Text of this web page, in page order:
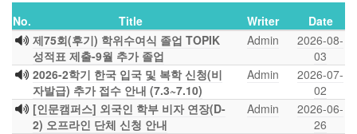
No. Title Writer
Date
제75회(후기) 학위수여식 졸업 TOPIK
성적표 제출-9월 추가 졸업
Admin
2026-08-
03
2026-2학기 한국 입국 및 복학 신청(비
자발급) 추가 접수 안내 (7.3~7.10)
Admin
2026-07-
02
[인문캠퍼스] 외국인 학부 비자 연장(D-
2) 오프라인 단체 신청 안내
Admin
2026-06-
26